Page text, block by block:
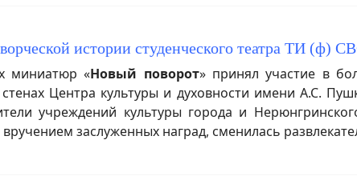
истории студенческого театра ТИ (ф)
миниатюр «Новый поворот» принял участие в
Центра культуры и духовности имени А.С.
учреждений культуры города и
заслуженных наград, сменилась